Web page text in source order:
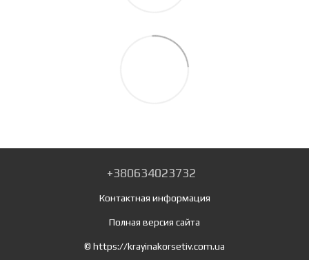
+380634023732
Контактная информация
Полная версия сайта
© https://krayinakorsetiv.com.ua